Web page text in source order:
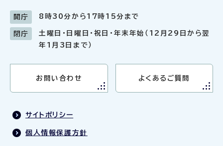
開庁 8時30分から17時15分まで
閉庁
土曜日・日曜日・祝日・年末年始（12月29日から翌
年1月3日まで）
お問い合わせ よくあるご質問
サイトポリシー
個人情報保護方針